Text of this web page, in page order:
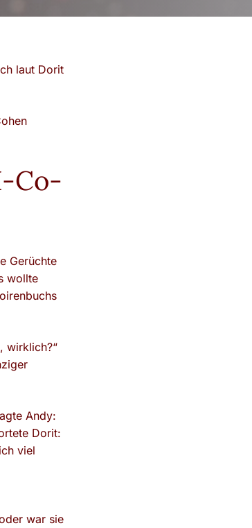
laut Dorit
Co-
Gerüchte
wollte
wirklich?“
Andy:
Dorit:
viel
war sie